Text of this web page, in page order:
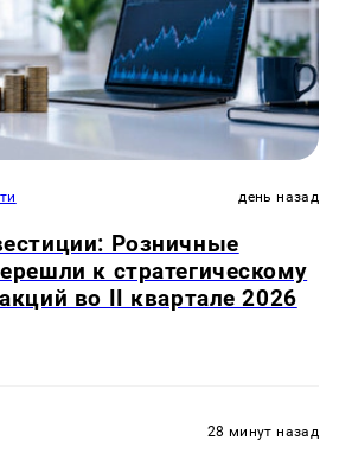
день назад
Розничные
к стратегическому
во II квартале 2026
28 минут назад